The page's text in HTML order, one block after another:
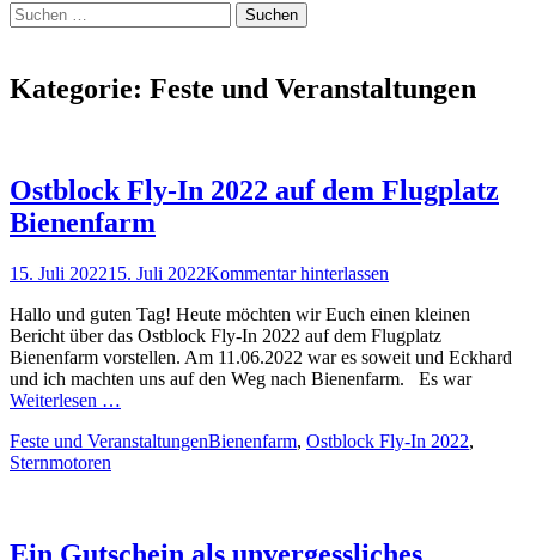
Suchen
Suchen
nach:
Kategorie: Feste und Veranstaltungen
Ostblock Fly-In 2022 auf dem Flugplatz
Bienenfarm
Posted
15. Juli 202215. Juli 2022Kommentar hinterlassen
Hallo und guten Tag! Heute möchten wir Euch einen kleinen
Bericht über das Ostblock Fly-In 2022 auf dem Flugplatz
Bienenfarm vorstellen. Am 11.06.2022 war es soweit und Eckhard
und ich machten uns auf den Weg nach Bienenfarm. Es war
Weiterlesen …
Kategorien
Feste und VeranstaltungenSchlagworte
Bienenfarm, Ostblock Fly-In 2022,
Sternmotoren